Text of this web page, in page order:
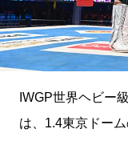
IWGP世界ヘビー
は、1.4東京ドー